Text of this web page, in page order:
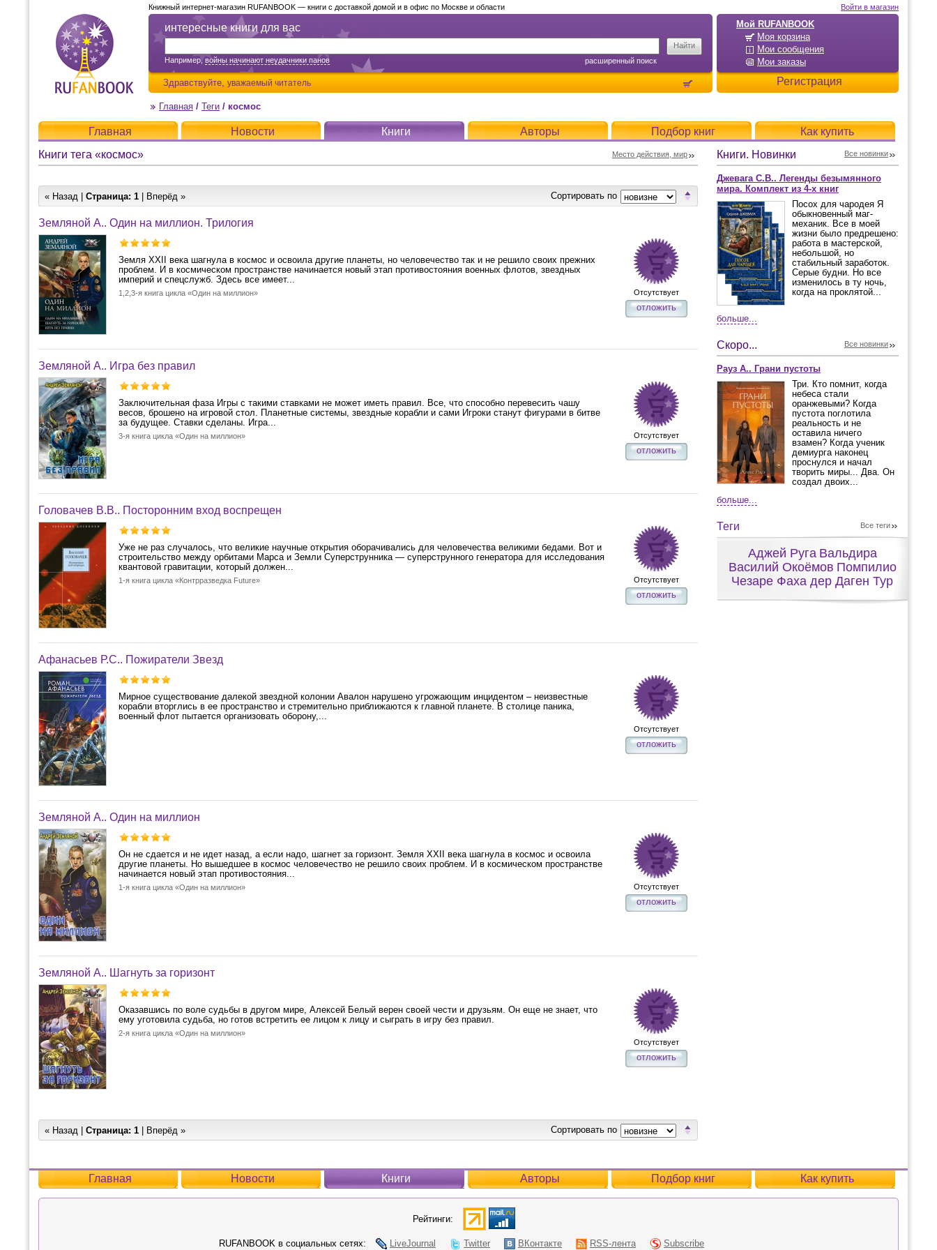
Мой RUFANBOOK
Моя корзина
Мои сообщения
Мои заказы
Регистрация
Войти в магазин
интересные книги для вас
Например,войны начинают неудачники панов расширенный поиск
Здравствуйте, уважаемый читатель
Книжный интернет-магазин RUFANBOOK — книги с доставкой домой и в офис по Москве и области
Главная / Теги / космос
Главная Новости Книги Авторы Подбор книг
Как купить
Книги тега «космос»
Место действия, мир
« Назад | Страница: 1 | Вперёд » Сортировать по
Земляной А.. Один на миллион. Трилогия
Земля XXII века шагнула в космос и освоила другие планеты, но человечество так и не решило своих прежних
проблем. И в космическом пространстве начинается новый этап противостояния военных флотов, звездных
империй и спецслужб. Здесь все имеет...
1,2,3-я книга цикла «Один на миллион» Отсутствует
отложить
Земляной А.. Игра без правил
Заключительная фаза Игры с такими ставками не может иметь правил. Все, что способно перевесить чашу
весов, брошено на игровой стол. Планетные системы, звездные корабли и сами Игроки станут фигурами в битве
за будущее. Ставки сделаны. Игра...
3-я книга цикла «Один на миллион» Отсутствует
отложить
Головачев В.В.. Посторонним вход воспрещен
Уже не раз случалось, что великие научные открытия оборачивались для человечества великими бедами. Вот и
строительство между орбитами Марса и Земли Суперструнника — суперструнного генератора для исследования
квантовой гравитации, который должен...
1-я книга цикла «Контрразведка Future» Отсутствует
отложить
Афанасьев Р.С.. Пожиратели Звезд
Мирное существование далекой звездной колонии Авалон нарушено угрожающим инцидентом – неизвестные
корабли вторглись в ее пространство и стремительно приближаются к главной планете. В столице паника,
военный флот пытается организовать оборону,...
Отсутствует
отложить
Земляной А.. Один на миллион
Он не сдается и не идет назад, а если надо, шагнет за горизонт. Земля XXII века шагнула в космос и освоила
другие планеты. Но вышедшее в космос человечество не решило своих проблем. И в космическом пространстве
начинается новый этап противостояния...
1-я книга цикла «Один на миллион» Отсутствует
отложить
Земляной А.. Шагнуть за горизонт
Оказавшись по воле судьбы в другом мире, Алексей Белый верен своей чести и друзьям. Он еще не знает, что
ему уготовила судьба, но готов встретить ее лицом к лицу и сыграть в игру без правил.
2-я книга цикла «Один на миллион»
Отсутствует
отложить
« Назад | Страница: 1 | Вперёд » Сортировать по
Книги. Новинки Все новинки
Джевага С.В.. Легенды безымянного
мира. Комплект из 4-х книг
Посох для чародея Я
обыкновенный маг-
механик. Все в моей
жизни было предрешено:
работа в мастерской,
небольшой, но
стабильный заработок.
Серые будни. Но все
изменилось в ту ночь,
когда на проклятой...
больше...
Скоро... Все новинки
Рауз А.. Грани пустоты
Три. Кто помнит, когда
небеса стали
оранжевыми? Когда
пустота поглотила
реальность и не
оставила ничего
взамен? Когда ученик
демиурга наконец
проснулся и начал
творить миры... Два. Он
создал двоих...
больше...
Теги Все теги
Аджей Руга Вальдира
Василий Окоёмов Помпилио
Чезаре Фаха дер Даген Тур
Главная Новости Книги Авторы Подбор книг Как купить
Рейтинги:
RUFANBOOK в социальных сетях: LiveJournal Twitter ВКонтакте RSS-лента Subscribe